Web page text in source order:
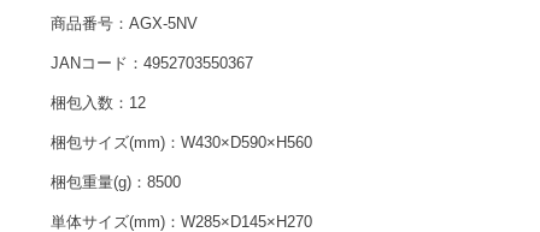
商品番号：AGX-5NV
JANコード：4952703550367
梱包入数： 12
梱包サイズ(mm)：W430×D590×H560
梱包重量(g)：8500
単体サイズ(mm)：W285×D145×H270